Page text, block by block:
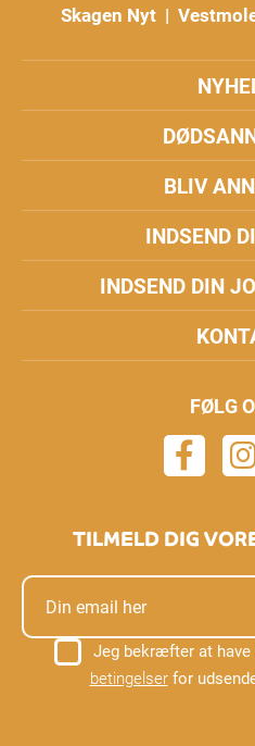
Skagen Nyt |
BLIV
INDSEND
INDSEND DIN
FØLG
TILMELD DIG
Jeg bekræfter at
betingelserfor